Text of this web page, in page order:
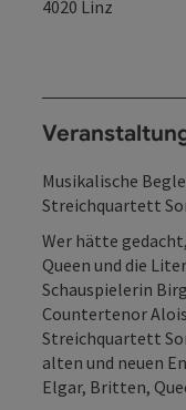
4020 Linz
Musikalische
Streichquartett
Wer hätte
Queen und die
Schauspielerin
Countertenor
Streichquartett
alten und neuen
Elgar, Britten,